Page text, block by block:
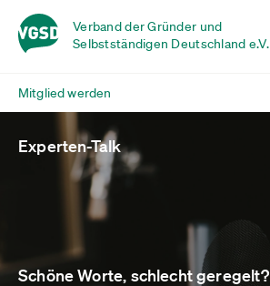
Verband der Gründer und
Selbstständigen Deutschland e.V.
Mitglied werden
Experten-Talk
Schöne Worte, schlecht geregelt?